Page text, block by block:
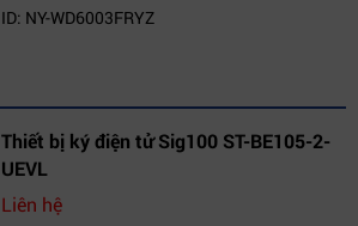
ID: NY-WD6003FRYZ
Thiết bị ký điện tử Sig100 ST-BE105-2-
UEVL
Liên hệ